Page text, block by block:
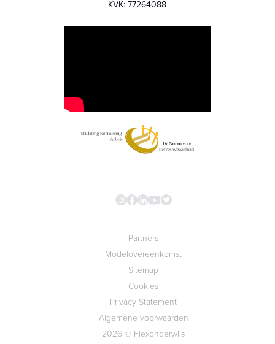
KVK: 77264088
2026 © Flexonderwijs
Algemene voorwaarden
Privacy Statement
Cookies
Sitemap
Modelovereenkomst
Partners